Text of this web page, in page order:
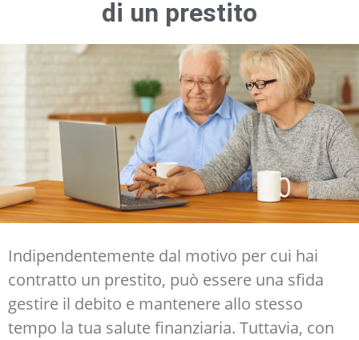
di un prestito
Indipendentemente dal motivo per cui hai
contratto un prestito, può essere una sfida
gestire il debito e mantenere allo stesso
tempo la tua salute finanziaria. Tuttavia, con